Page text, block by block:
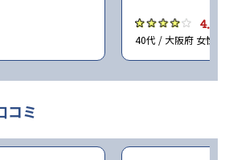
4.0
40代 / 大阪府 女性
コミ